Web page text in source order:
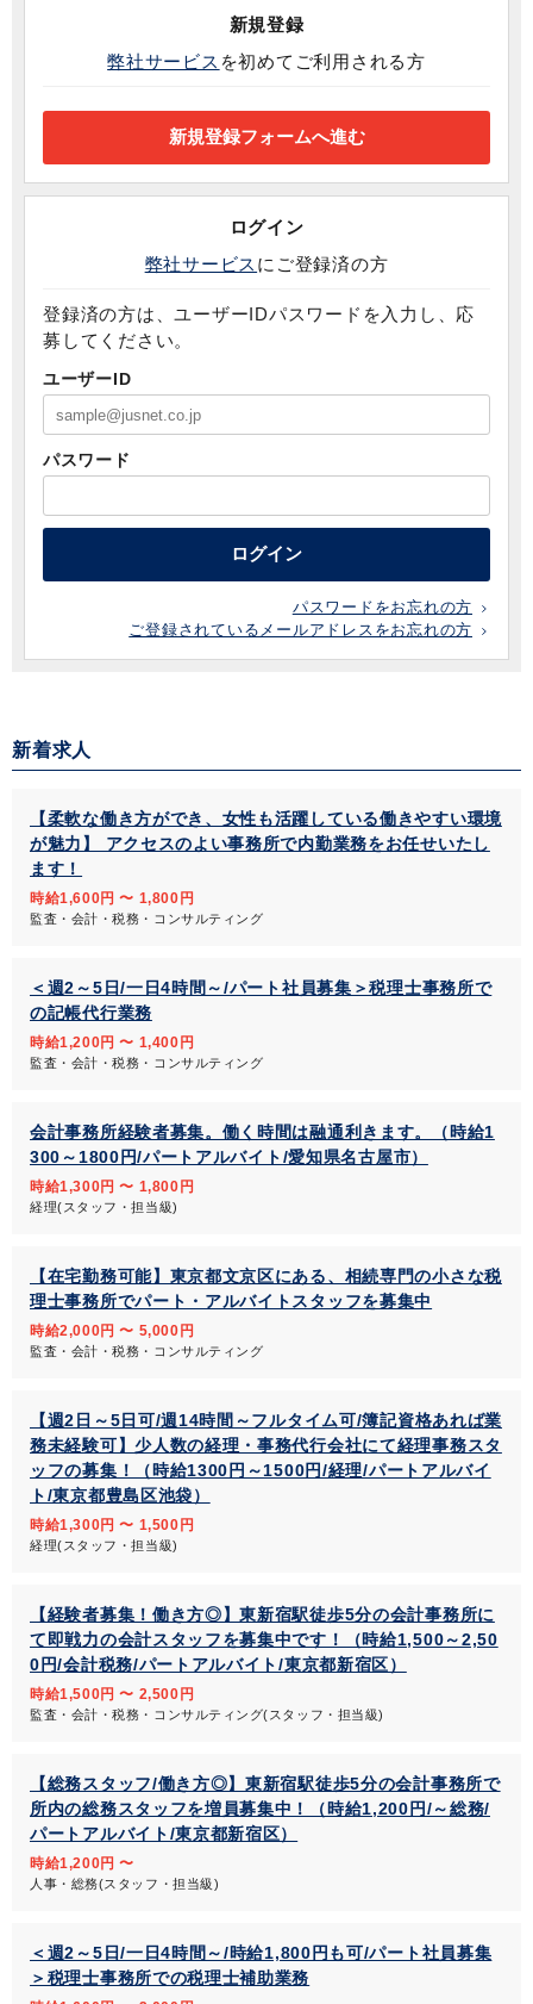
新規登録
弊社サービス を初めてご利用される方
ログイン
弊社サービス にご登録済の方
登録済の方は、ユーザーIDパスワードを入力し、応
募してください。
ユーザーID
パスワード
ログイン
パスワードをお忘れの方
ご登録されているメールアドレスをお忘れの方
新着求人
【柔軟な働き方ができ、女性も活躍している働きやすい環境
が魅力】 アクセスのよい事務所で内勤業務をお任せいたし
ます！
時給1,600円 〜 1,800円
監査・会計・税務・コンサルティング
＜週2～5日/一日4時間～/パート社員募集＞税理士事務所で
の記帳代行業務
時給1,200円 〜 1,400円
監査・会計・税務・コンサルティング
会計事務所経験者募集。働く時間は融通利きます。（時給1
300～1800円/パートアルバイト/愛知県名古屋市）
時給1,300円 〜 1,800円
経理(スタッフ・担当級)
【在宅勤務可能】東京都文京区にある、相続専門の小さな税
理士事務所でパート・アルバイトスタッフを募集中
時給2,000円 〜 5,000円
監査・会計・税務・コンサルティング
【週2日～5日可/週14時間～フルタイム可/簿記資格あれば業
務未経験可】少人数の経理・事務代行会社にて経理事務スタ
ッフの募集！（時給1300円～1500円/経理/パートアルバイ
ト/東京都豊島区池袋）
時給1,300円 〜 1,500円
経理(スタッフ・担当級)
【経験者募集！働き方◎】東新宿駅徒歩5分の会計事務所に
て即戦力の会計スタッフを募集中です！（時給1,500～2,50
0円/会計税務/パートアルバイト/東京都新宿区）
時給1,500円 〜 2,500円
監査・会計・税務・コンサルティング(スタッフ・担当級)
【総務スタッフ/働き方◎】東新宿駅徒歩5分の会計事務所で
所内の総務スタッフを増員募集中！（時給1,200円/～総務/
パートアルバイト/東京都新宿区）
時給1,200円 〜
人事・総務(スタッフ・担当級)
＜週2～5日/一日4時間～/時給1,800円も可/パート社員募集
＞税理士事務所での税理士補助業務